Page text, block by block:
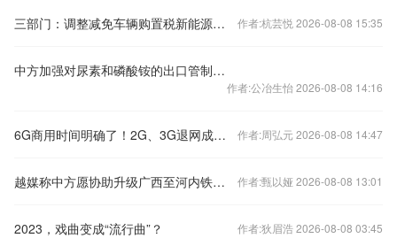
三部门：调整减免车辆购置税新能源汽车产品技术要求 作者:杭芸悦 2026-08-08 15:35
中方加强对尿素和磷酸铵的出口管制？外交部回应
作者:公冶生怡 2026-08-08 14:16
6G商用时间明确了！2G、3G退网成必然 老用户怎么办？ 作者:周弘元 2026-08-08 14:47
越媒称中方愿协助升级广西至河内铁路交通，外交部回应 作者:甄以娅 2026-08-08 13:01
2023，戏曲变成“流行曲”？ 作者:狄眉浩 2026-08-08 03:45